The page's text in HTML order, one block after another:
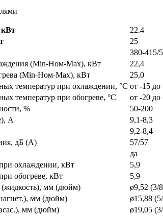
22.4
25
380-415/
(Min-Ном-Max), кВт
22,4
(Min-Ном-Max), кВт
25,0
температур при охлаждении, °С от -15 до
температур при обогреве, °С
от -20 до
%
50-200
А
9,1-8,3
9,2-8,4
дБ (А)
57/57
да
охлаждении, кВт
5,9
обогреве, кВт
5,9
(жидкость), мм (дюйм)
ø9,52 (3/
мм (дюйм)
ø15,88
мм (дюйм)
ø19,05